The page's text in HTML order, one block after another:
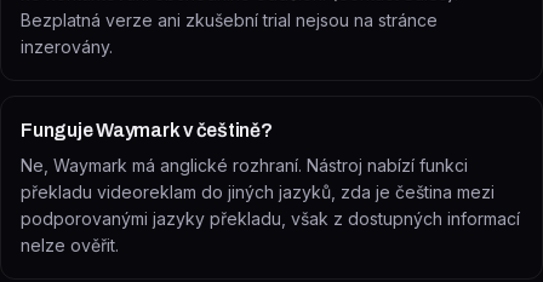
Bezplatná verze ani zkušební trial nejsou na stránce
inzerovány.
Funguje Waymark v češtině?
Ne, Waymark má anglické rozhraní. Nástroj nabízí funkci
překladu videoreklam do jiných jazyků, zda je čeština mezi
podporovanými jazyky překladu, však z dostupných informací
nelze ověřit.